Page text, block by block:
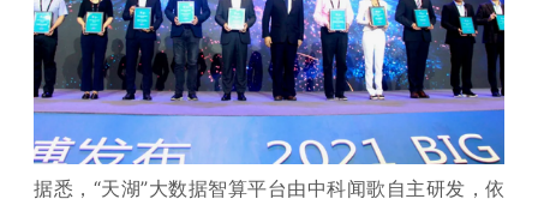
据悉，“天湖”大数据智算平台由中科闻歌自主研发，依